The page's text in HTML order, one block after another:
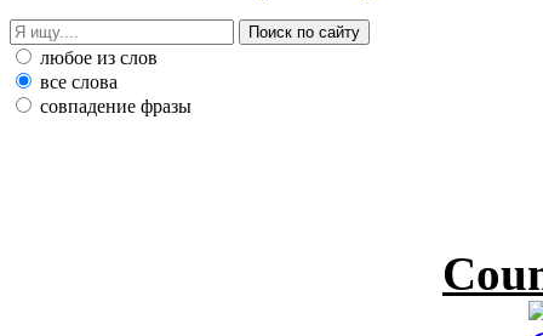
любое из слов
все слова
совпадение фразы